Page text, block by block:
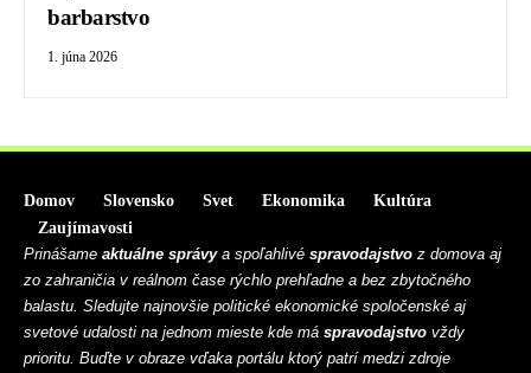
barbarstvo
1. júna 2026
Domov Slovensko Svet Ekonomika
Kultúra
Zaujímavosti
Prinášame aktuálne správya spoľahlivé spravodajstvo z domova aj
zo zahraničia v reálnom čase rýchlo prehľadne a bez zbytočného
balastu. Sledujte najnovšie politické ekonomické spoločenské aj
svetové udalosti na jednom mieste kde má spravodajstvo vždy
prioritu. Buďte v obraze vďaka portálu ktorý patrí medzi zdroje